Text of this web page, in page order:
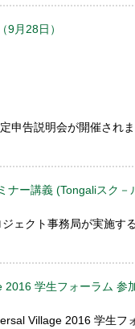
9月28日）
申告説明会が開催さ
ナー講義 (Tongaliスク
ェクト事務局が実施す
2016 学生フォーラム 参
Village 2016 学生フ